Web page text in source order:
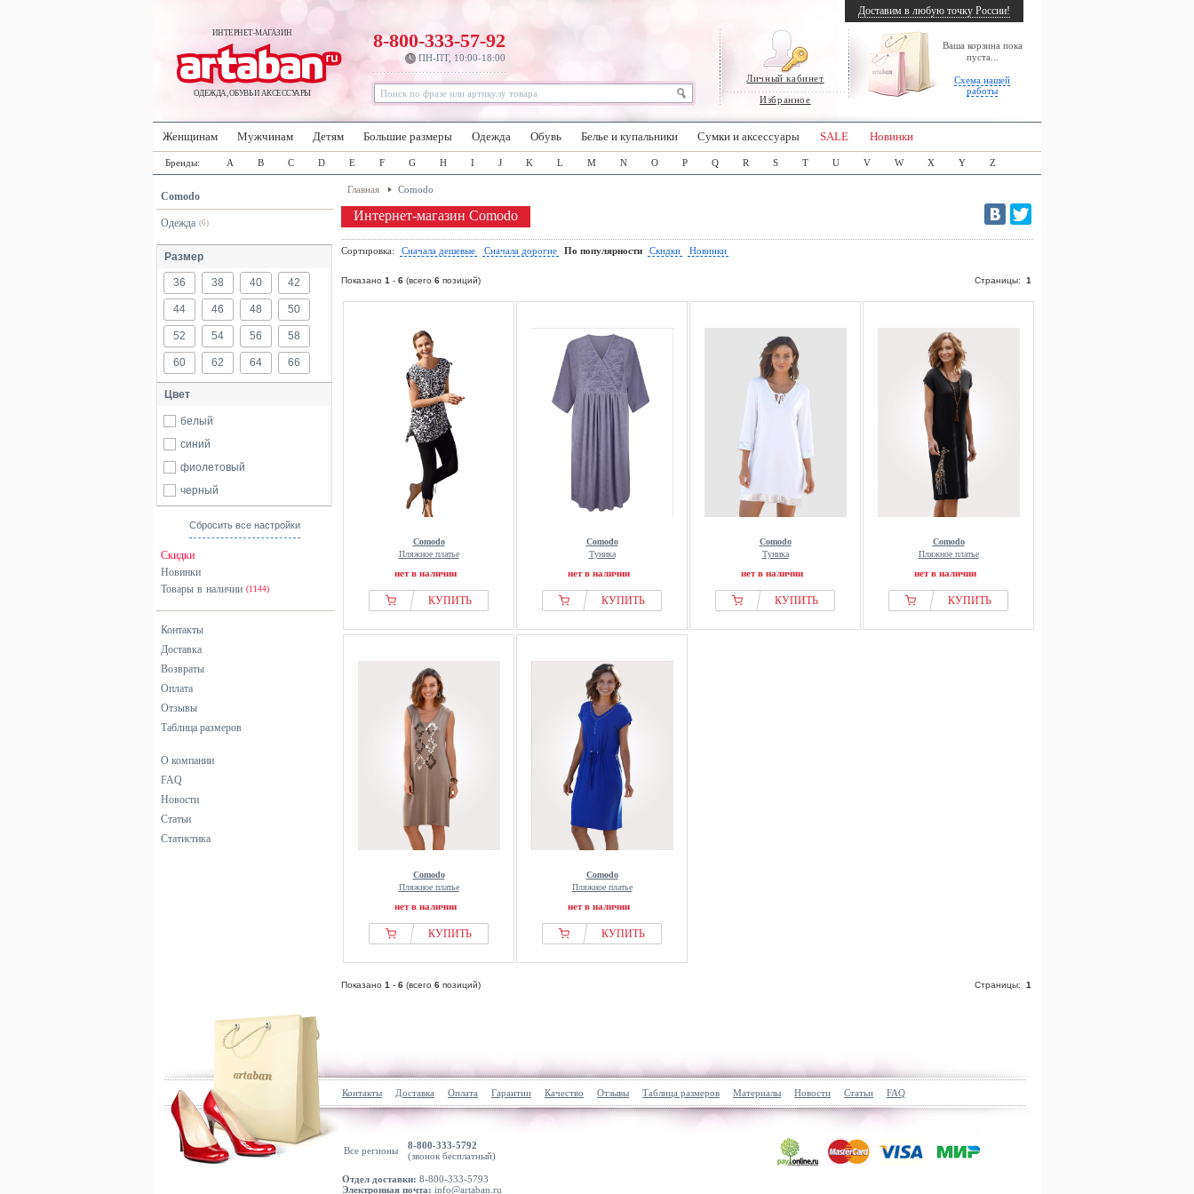
ИНТЕРНЕТ-МАГАЗИН
ОДЕЖДА, ОБУВЬ И АКСЕССУАРЫ
Личный кабинет
Избранное
Ваша корзина пока
пуста...
Схема нашей
работы
8-800-333-57-92
ПН-ПТ, 10:00-18:00
Доставим в любую точку России!
Женщинам Мужчинам Детям Большие размеры Одежда Обувь Белье и купальники Сумки и аксессуары SALE Новинки
Бренды: A B C D E F G H I J K L M N O P Q R S T U V W X Y Z
Comodo
Одежда (6)
Размер
36 38 40 42
44 46 48 50
52 54 56 58
60 62 64 66
Цвет
белый
синий
фиолетовый
черный
Сбросить все настройки
Скидки
Новинки
Товары в наличии (1144)
Контакты
Доставка
Возвраты
Оплата
Отзывы
Таблица размеров
О компании
FAQ
Новости
Статьи
Статистика
Главная Comodo
Интернет-магазин Comodo
Сортировка: Сначала дешевые Сначала дорогие По популярности Скидки Новинки
Показано 1 - 6 (всего 6 позиций) Страницы: 1
Comodo
Пляжное платье
нет в наличии
КУПИТЬ
Comodo
Туника
нет в наличии
КУПИТЬ
Comodo
Туника
нет в наличии
КУПИТЬ
Comodo
Пляжное платье
нет в наличии
КУПИТЬ
Comodo
Пляжное платье
нет в наличии
КУПИТЬ
Comodo
Пляжное платье
нет в наличии
КУПИТЬ
Показано 1 - 6 (всего 6 позиций) Страницы: 1
Контакты Доставка Оплата Гарантии Качество Отзывы Таблица размеров Материалы Новости Статьи FAQ
Все регионы
8-800-333-5792
(звонок бесплатный)
Отдел доставки: 8-800-333-5793
Электронная почта: info@artaban.ru